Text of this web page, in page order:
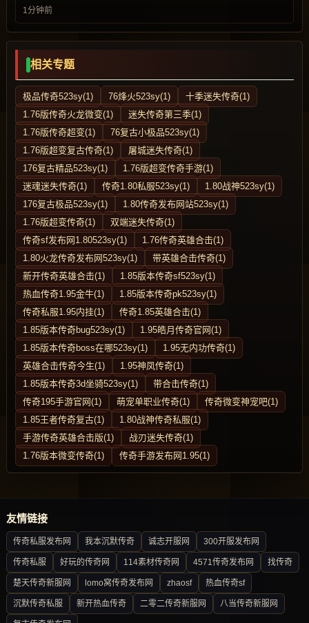
1分钟前
相关专题
极品传奇523sy(1) 76烽火523sy(1)
十季迷失传奇(1)
1.76版传奇火龙微变(1)
迷失传奇第三季(1)
1.76版传奇超变(1)
76复古小极品523sy(1)
1.76版超变复古传奇(1)
屠城迷失传奇(1)
176复古精品523sy(1)
1.76版超变传奇手游(1)
迷魂迷失传奇(1)
传奇1.80私服523sy(1)
1.80战神523sy(1)
176复古极品523sy(1)
1.80传奇发布网站523sy(1)
1.76版超变传奇(1)
双端迷失传奇(1)
传奇sf发布网1.80523sy(1)
1.76传奇英雄合击(1)
1.80火龙传奇发布网523sy(1)
带英雄合击传奇(1)
新开传奇英雄合击(1)
1.85版本传奇sf523sy(1)
热血传奇1.95金牛(1)
1.85版本传奇pk523sy(1)
传奇私服1.95内挂(1)
传奇1.85英雄合击(1)
1.85版本传奇bug523sy(1)
1.95皓月传奇官网(1)
1.85版本传奇boss在哪523sy(1)
1.95无内功传奇(1)
英雄合击传奇今生(1)
1.95神凤传奇(1)
1.85版本传奇3d坐骑523sy(1)
带合击传奇(1)
传奇195手游官网(1)
萌宠单职业传奇(1)
传奇微变神宠吧(1)
1.85王者传奇复古(1)
1.80战神传奇私服(1)
手游传奇英雄合击版(1)
战刃迷失传奇(1)
1.76版本微变传奇(1)
传奇手游发布网1.95(1)
友情链接
传奇私服发布网 我本沉默传奇 诚志开服网 300开服发布网
传奇私服 好玩的传奇网 114素材传奇网 4571传奇发布网 找传奇
楚天传奇新服网 lomo窝传奇发布网 zhaosf 热血传奇sf
沉默传奇私服 新开热血传奇 二零二传奇新服网 八当传奇新服网